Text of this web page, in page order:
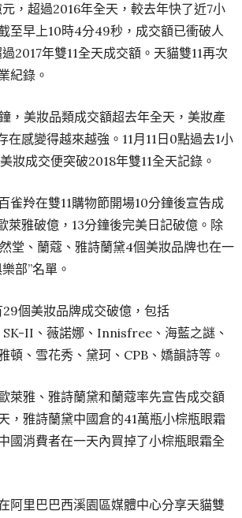
，超過2016年全天，較去年快了近7小
至早上10時4分49秒，成交額已衝破人
2017年雙11全天成交額。天貓雙11再次
紀錄。
，美妝品類成交額超去年全天，美妝產
在感變得越來越強。11月11日0點過去1小
妝成交便突破2018年雙11全天記錄。
雀羚在雙11購物節開場10分鐘後宣告成
萊雅破億，13分鐘後完美日記破億。除
堂、蘭蔻、雅詩蘭黛4個美妝品牌也在一
部”名單。
29個美妝品牌成交破億，包括
II、薇諾娜、Innisfree、海藍之謎、
頓、雪花秀、黛珂、CPB、嬌韻詩等。
萊雅、雅詩蘭黛和蘭蔻率先宣告成交額
，雅詩蘭黛中國倉的41萬瓶小棕瓶眼霜
國消費者在一天內買掉了小棕瓶眼霜全
阿里巴巴西溪園區媒體中心分享天貓雙